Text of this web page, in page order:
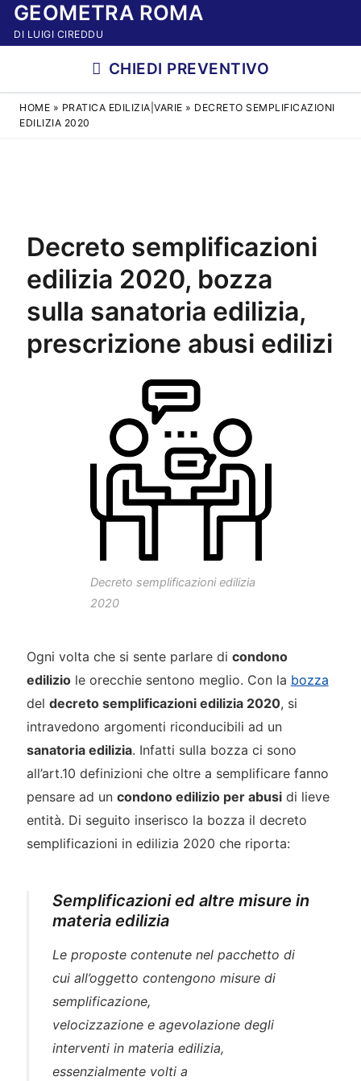
VaiGEOMETRA ROMA
DI LUIGI CIREDDU
CHIEDI PREVENTIVO
HOME » PRATICA EDILIZIA|VARIE » DECRETO SEMPLIFICAZIONI
EDILIZIA 2020
Decreto semplificazioni
edilizia 2020, bozza
sulla sanatoria edilizia,
prescrizione abusi edilizi
Decreto semplificazioni edilizia
2020
Ogni volta che si sente parlare di condono
ediliziole orecchie sentono meglio. Con la bozza
del decreto semplificazioni edilizia 2020, si
intravedono argomenti riconducibili ad un
sanatoria edilizia. Infatti sulla bozza ci sono
all’art.10 definizioni che oltre a semplificare fanno
pensare ad un condono edilizio per abusidi lieve
entità. Di seguito inserisco la bozza il decreto
semplificazioni in edilizia 2020 che riporta:
Semplificazioni ed altre misure in
materia edilizia
Le proposte contenute nel pacchetto di
cui all’oggetto contengono misure di
semplificazione,
velocizzazione e agevolazione degli
interventi in materia edilizia,
essenzialmente volti a